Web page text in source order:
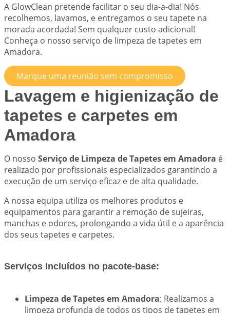
A GlowClean pretende facilitar o seu dia-a-dia! Nós
recolhemos, lavamos, e entregamos o seu tapete na
morada acordada! Sem qualquer custo adicional!
Conheça o nosso serviço de limpeza de tapetes em
Amadora.
Marque uma reunião sem compromisso
Lavagem e higienização de
tapetes e carpetes em
Amadora
O nosso Serviço de Limpeza de Tapetes em Amadora é
realizado por profissionais especializados garantindo a
execução de um serviço eficaz e de alta qualidade.
A nossa equipa utiliza os melhores produtos e
equipamentos para garantir a remoção de sujeiras,
manchas e odores, prolongando a vida útil e a aparência
dos seus tapetes e carpetes.
Serviços incluídos no pacote-base:
Limpeza de Tapetes em Amadora: Realizamos a
limpeza profunda de todos os tipos de tapetes em